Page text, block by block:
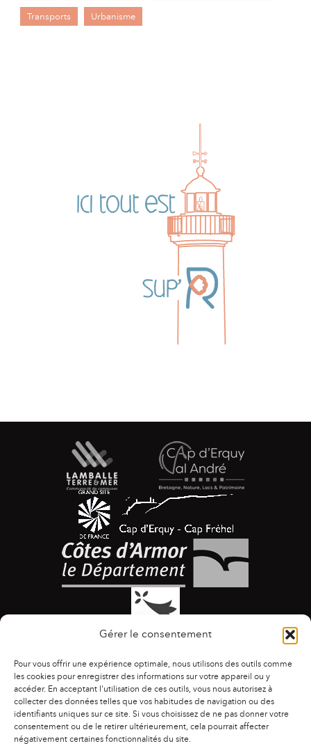
Gérer le consentement
Pour vous offrir une expérience optimale, nous utilisons des outils comme
les cookies pour enregistrer des informations sur votre appareil ou y
accéder. En acceptant l'utilisation de ces outils, vous nous autorisez à
collecter des données telles que vos habitudes de navigation ou des
identifiants uniques sur ce site. Si vous choisissez de ne pas donner votre
consentement ou de le retirer ultérieurement, cela pourrait affecter
négativement certaines fonctionnalités du site.
Transports Urbanisme
ACCESSIBILITÉ | AGENDA | ASSOCIATIONS
|
CONTACTS
PUBLICATIONS ESPACE PRESSE